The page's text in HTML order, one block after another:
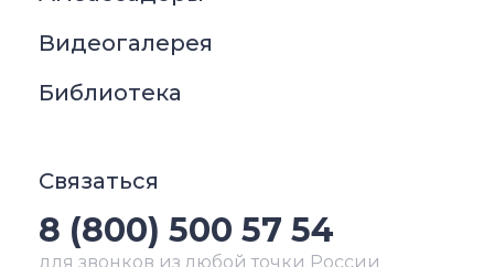
Видеогалерея
Библиотека
Связаться
8 (800) 500 57 54
для звонков из любой точки России